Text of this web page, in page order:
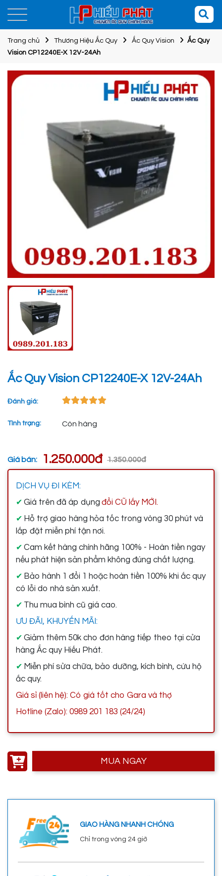
Trang chủ Thương Hiệu Ắc Quy Ắc Quy Vision
Ắc Quy
Vision CP12240E-X 12V-24Ah
Ắc Quy Vision CP12240E-X 12V-24Ah
Đánh giá:
Tình trạng: Còn hàng
Giá bán: 1.250.000đ 1.350.000đ
DỊCH VỤ ĐI KÈM:
✔ Giá trên đã áp dụng đổi CŨ lấy MỚI.
✔ Hỗ trợ giao hàng hỏa tốc trong vòng 30 phút và
lắp đặt miễn phí tận nơi.
✔ Cam kết hàng chính hãng 100% - Hoàn tiền ngay
nếu phát hiện sản phẩm không đúng chất lượng.
✔ Bảo hành 1 đổi 1 hoặc hoàn tiền 100% khi ắc quy
có lỗi do nhà sản xuất.
✔ Thu mua bình cũ giá cao.
ƯU ĐÃI, KHUYẾN MÃI:
✔ Giảm thêm 50k cho đơn hàng tiếp theo tại cửa
hàng Ắc quy Hiếu Phát.
✔ Miễn phí sửa chữa, bảo dưỡng, kích bình, cứu hộ
ắc quy.
Giá sỉ (liên hệ): Có giá tốt cho Gara và thợ
Hotline (Zalo): 0989 201 183 (24/24)
MUA NGAY
GIAO HÀNG NHANH CHÓNG
Chỉ trong vòng 24 giờ